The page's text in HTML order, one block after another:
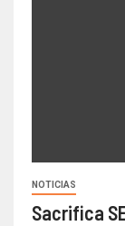
NOTICIAS
Sacrifica